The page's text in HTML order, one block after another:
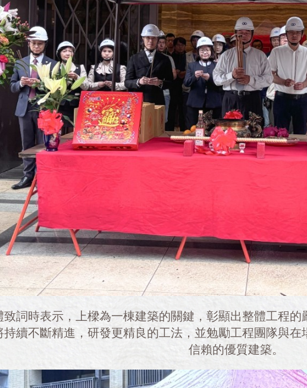
詞時表示，上樑為一棟建築的關鍵，彰顯出整體工程
續不斷精進，研發更精良的工法，並勉勵工程團隊與
信賴的優質建築。